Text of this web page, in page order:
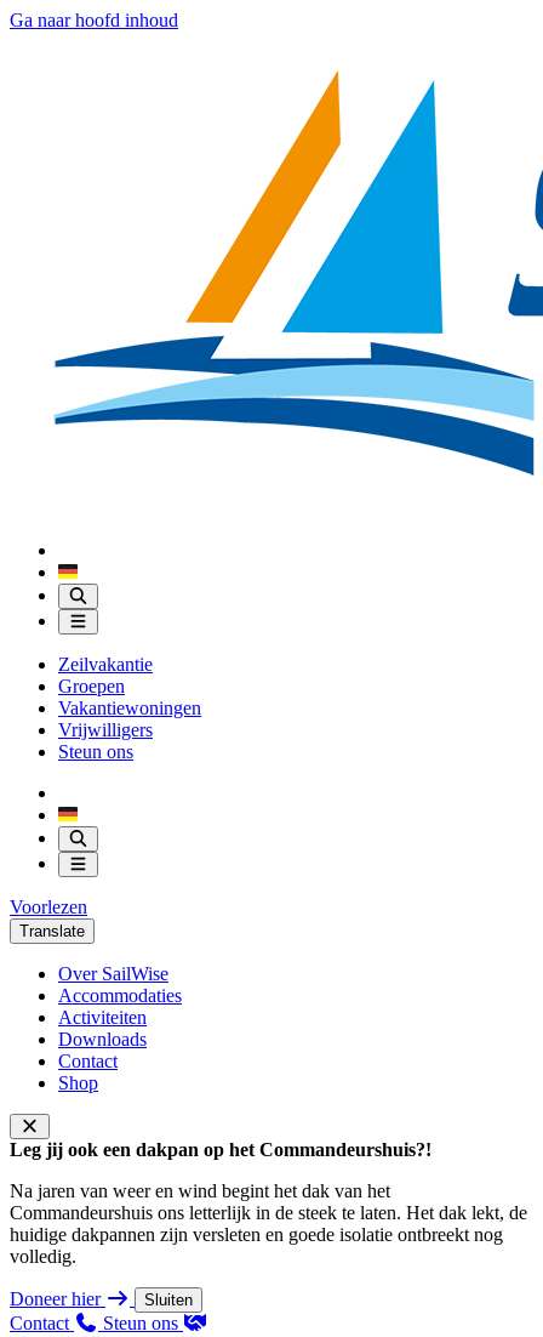
Ga naar hoofd inhoud
Zeilvakantie
Groepen
Vakantiewoningen
Vrijwilligers
Steun ons
Voorlezen
Translate
Over SailWise
Accommodaties
Activiteiten
Downloads
Contact
Shop
Leg jij ook een dakpan op het Commandeurshuis?!
Na jaren van weer en wind begint het dak van het
Commandeurshuis ons letterlijk in de steek te laten. Het dak lekt, de
huidige dakpannen zijn versleten en goede isolatie ontbreekt nog
volledig.
Doneer hier Sluiten
Contact
Steun ons